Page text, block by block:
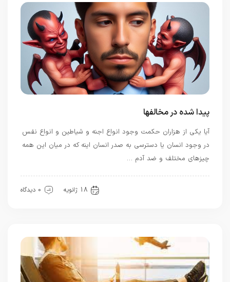
پیدا شده در مخالفها
آیا یکی از هزاران حکمت وجود انواع اجنه و شیاطین و انواع نفس
در وجود انسان یا دسترسی به صدر انسان اینه که در میان این همه
چیزهای مختلف و ضد آدم …
18 ژانویه 0 دیدگاه